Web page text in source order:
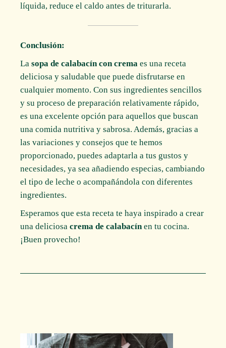
líquida, reduce el caldo antes de triturarla.
Conclusión:
Lasopa de calabacín con crema es una receta
deliciosa y saludable que puede disfrutarse en
cualquier momento. Con sus ingredientes sencillos
y su proceso de preparación relativamente rápido,
es una excelente opción para aquellos que buscan
una comida nutritiva y sabrosa. Además, gracias a
las variaciones y consejos que te hemos
proporcionado, puedes adaptarla a tus gustos y
necesidades, ya sea añadiendo especias, cambiando
el tipo de leche o acompañándola con diferentes
ingredientes.
Esperamos que esta receta te haya inspirado a crear
una deliciosacrema de calabacín en tu cocina.
¡Buen provecho!